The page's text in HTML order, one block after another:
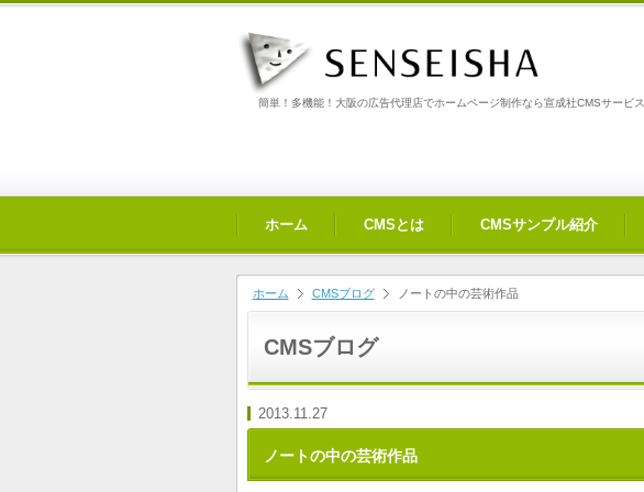
簡単！多機能！大阪の広告代理店でホームページ制作なら宣成社CMSサービス
ホーム CMSとは CMSサンプル紹介
ホーム CMSブログ ノートの中の芸術作品
CMSブログ
2013.11.27
ノートの中の芸術作品